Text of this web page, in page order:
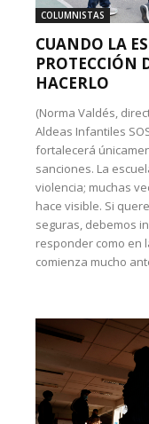
COLUMNISTAS
CUANDO LA
PROTECCIÓN
HACERLO
(Norma Valdés,
Aldeas Infantiles
fortalecerá
sanciones. La
violencia; muchas
hace visible. Si
seguras, debemos
responder como en
comienza mucho